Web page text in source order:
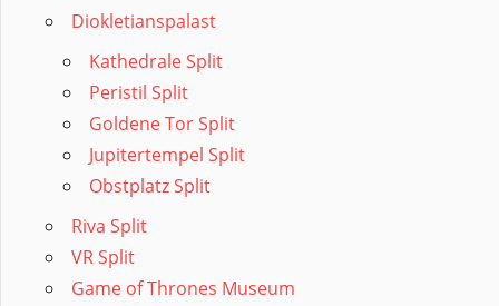
Diokletianspalast
Kathedrale Split
Peristil Split
Goldene Tor Split
Jupitertempel Split
Obstplatz Split
Riva Split
VR Split
Game of Thrones Museum